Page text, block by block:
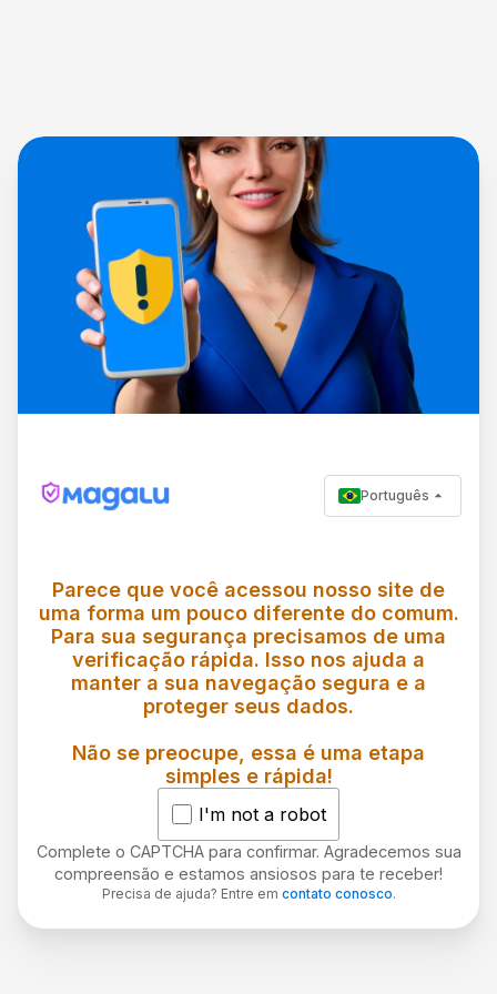
Português
Parece que você acessou nosso site de
uma forma um pouco diferente do comum.
Para sua segurança precisamos de uma
verificação rápida. Isso nos ajuda a
manter a sua navegação segura e a
proteger seus dados.
Não se preocupe, essa é uma etapa
simples e rápida!
I'm not a robot
Complete o CAPTCHA para confirmar. Agradecemos sua
compreensão e estamos ansiosos para te receber!
Precisa de ajuda? Entre em contato conosco.